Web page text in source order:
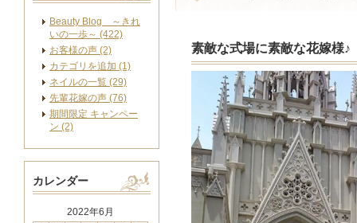
素敵な式場に素敵な花嫁様♪
Beauty Blog ～きれ
いの一歩～ (422)
お客様の声 (2)
カテゴリを追加 (1)
ネイルの一覧 (29)
先輩花嫁の声 (76)
期間限定 キャンペー
ン (2)
カレンダー
2022年6月